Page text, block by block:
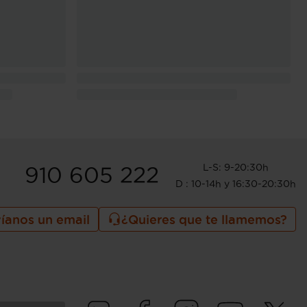
910 605 222
L-S: 9-20:30h
D : 10-14h y 16:30-20:30h
un email ¿Quieres que te llamemos?